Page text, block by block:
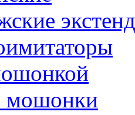
мошонки